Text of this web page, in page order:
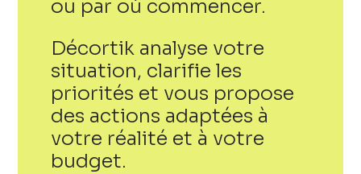
ou par où commencer.
Décortik analyse votre
situation, clarifie les
priorités et vous propose
des actions adaptées à
votre réalité et à votre
budget.